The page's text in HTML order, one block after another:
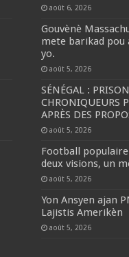
août 6, 2026
Gouvènè
mete barikad pou
yo.
août 5, 2026
SÉNÉGAL :
CHRONIQUEURS
APRÈS DES
août 5, 2026
Football
deux visions, un
août 5, 2026
Yon Ansyen ajan
Lajistis Amerikèn
août 5, 2026